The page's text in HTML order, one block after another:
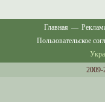
Главная —
Пользовательское
2009-